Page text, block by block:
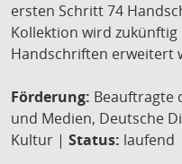
ersten Schritt 74
Kollektion wird
Handschriften erweitert
Förderung: Beauftragte
und Medien, Deutsche
Kultur | Status: laufend